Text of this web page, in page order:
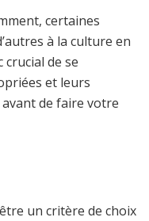
certaines
à la culture en
crucial de se
et leurs
de faire votre
un critère de choix